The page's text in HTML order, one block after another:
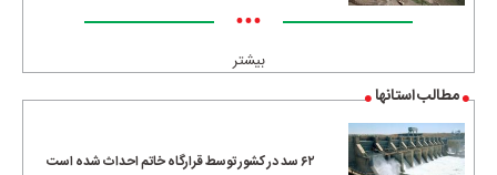
•••
بیشتر
مطالب استانها
۶۲ سد در کشور توسط قرارگاه خاتم احداث شده است